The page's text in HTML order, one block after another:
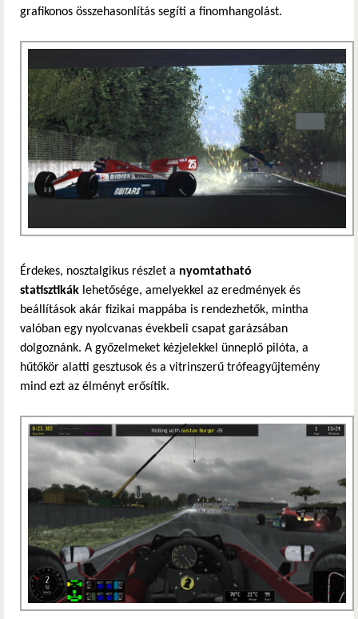
grafikonos összehasonlítás segíti a finomhangolást.
Érdekes, nosztalgikus részlet a nyomtatható
statisztikák lehetősége, amelyekkel az eredmények és
beállítások akár fizikai mappába is rendezhetők, mintha
valóban egy nyolcvanas évekbeli csapat garázsában
dolgoznánk. A győzelmeket kézjelekkel ünneplő pilóta, a
hűtőkör alatti gesztusok és a vitrinszerű trófeagyűjtemény
mind ezt az élményt erősítik.